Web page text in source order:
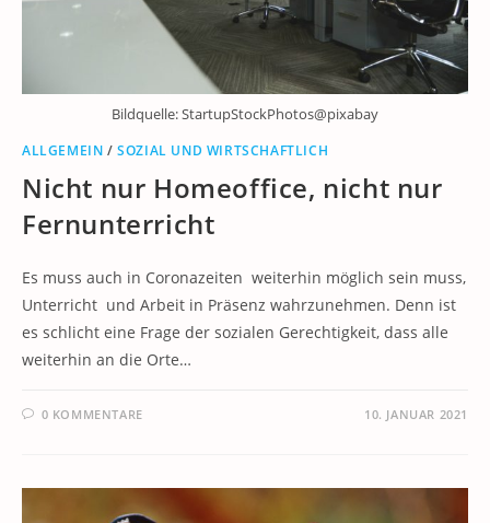
Bildquelle: StartupStockPhotos@pixabay
ALLGEMEIN /SOZIAL UND WIRTSCHAFTLICH
Nicht nur Homeoffice, nicht nur
Fernunterricht
Es muss auch in Coronazeiten weiterhin möglich sein muss,
Unterricht und Arbeit in Präsenz wahrzunehmen. Denn ist
es schlicht eine Frage der sozialen Gerechtigkeit, dass alle
weiterhin an die Orte…
0 KOMMENTARE 10. JANUAR 2021